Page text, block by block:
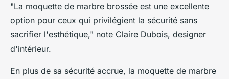
"La moquette de marbre brossée est une excellente
option pour ceux qui privilégient la sécurité sans
sacrifier l'esthétique," note Claire Dubois, designer
d'intérieur.
En plus de sa sécurité accrue, la moquette de marbre